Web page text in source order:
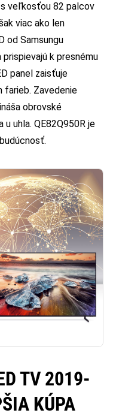
s veľkosťou 82 palcov
viac ako len
od Samsungu
k presnému
panel zaisťuje
farieb. Zavedenie
obrovské
uhla. QE82Q950R je
TV 2019-
KÚPA